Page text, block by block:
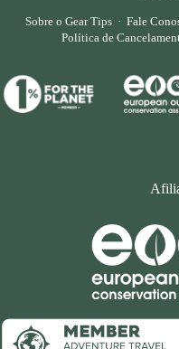
Sobre o Gear Tips· Fale
Política de